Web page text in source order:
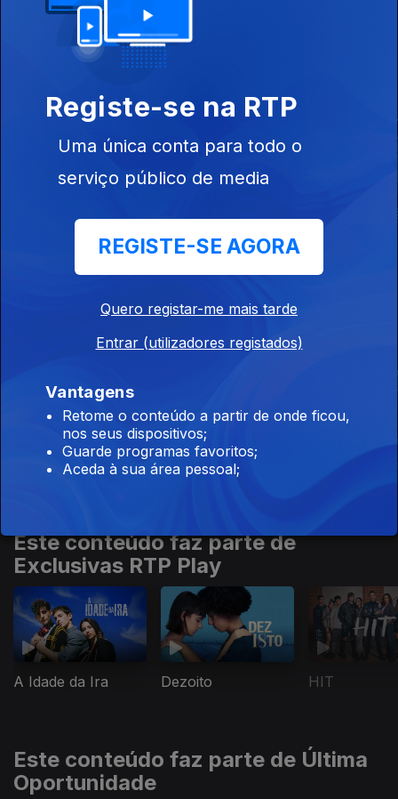
Este conteúdo faz parte de Para
todas as mulheres
Era Bonito
todas as mães
Desafios de Mãe
Mulheres Que
Contam
Este conteúdo faz parte de
Exclusivas RTP Play
A Idade da Ira Dezoito HIT
Este conteúdo faz parte de Última
Oportunidade
Registe-se na RTP
Uma única conta para todo o
serviço público de media
REGISTE-SE AGORA
Quero registar-me mais tarde
Entrar (utilizadores registados)
Vantagens
Retome o conteúdo a partir de onde ficou,
nos seus dispositivos;
Guarde programas favoritos;
Aceda à sua área pessoal;